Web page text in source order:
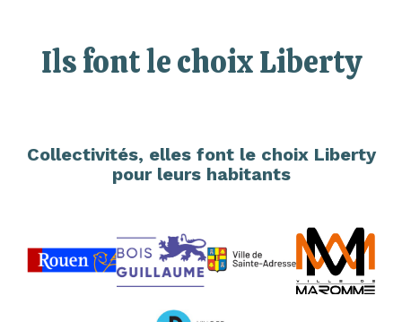
Ils font le choix Liberty
Collectivités, elles font le choix Liberty
pour leurs habitants